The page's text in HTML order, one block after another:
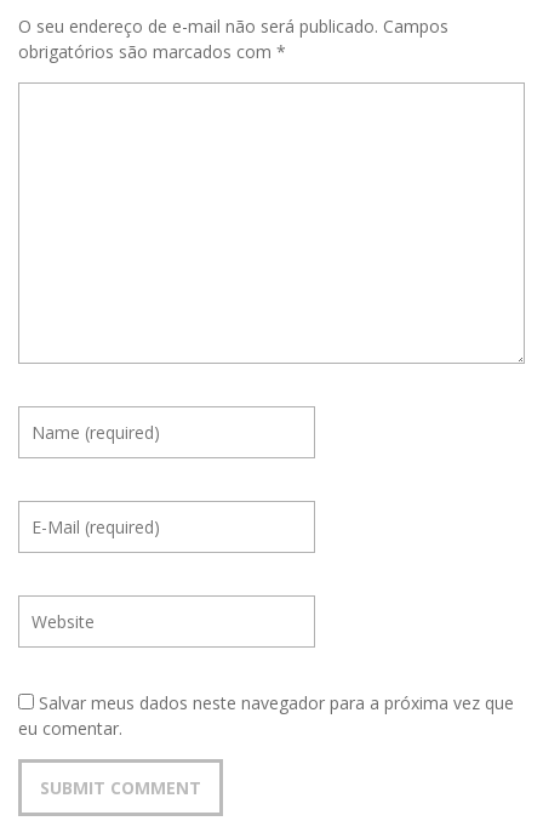
O seu endereço de e-mail não será publicado. Campos
obrigatórios são marcados com *
Salvar meus dados neste navegador para a próxima vez que
eu comentar.